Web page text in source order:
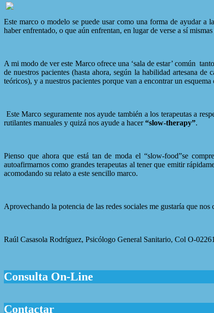
Este marco o modelo se puede usar como una forma de ayudar a
haber enfrentado, o que aún enfrentan, en lugar de verse a sí
A mi modo de ver este Marco ofrece una ‘sala de estar’ común
de nuestros pacientes (hasta ahora, según la habilidad artesana
teóricos), y a nuestros pacientes porque van a encontrar un esquema
Este Marco seguramente nos ayude también a los terapeutas a
rutilantes manuales y quizá nos ayude a hacer“slow-therapy”.
Pienso que ahora que está tan de moda el “slow-food”se
autoafirmarnos como grandes terapeutas al tener que emitir
acomodando su relato a este sencillo marco.
Aprovechando la potencia de las redes sociales me gustaría que
Raúl Casasola Rodríguez, Psicólogo General Sanitario, Col O-
Consulta On-Line
Contactar